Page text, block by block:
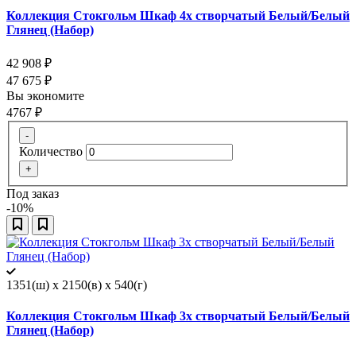
Коллекция Стокгольм Шкаф 4х створчатый Белый/Белый
Глянец (Набор)
42 908 ₽
47 675 ₽
Вы экономите
4767 ₽
-
Количество
+
Под заказ
-10%
1351(ш) x 2150(в) x 540(г)
Коллекция Стокгольм Шкаф 3х створчатый Белый/Белый
Глянец (Набор)